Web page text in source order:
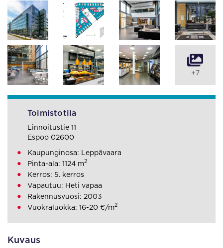
Kuvaus
+7
Toimistotila
Linnoitustie 11
Espoo 02600
Kaupunginosa: Leppävaara
Pinta-ala: 1124 m2
Kerros: 5. kerros
Vapautuu: Heti vapaa
Rakennusvuosi: 2003
Vuokraluokka: 16-20 €/m2